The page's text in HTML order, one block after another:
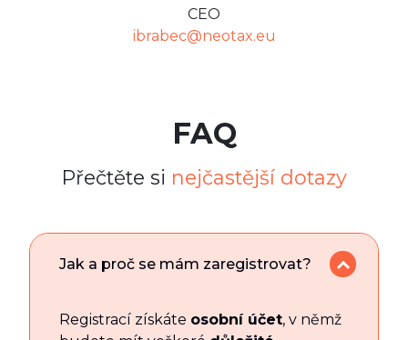
CEO
ibrabec@neotax.eu
FAQ
Přečtěte si nejčastější dotazy
Jak a proč se mám zaregistrovat?
Registrací získáte osobní účet, v němž